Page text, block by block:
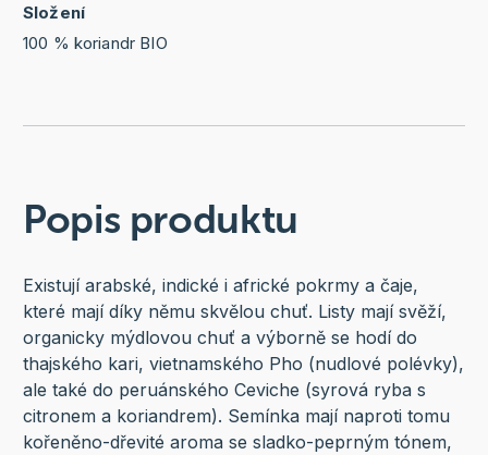
Složení
100 % koriandr BIO
Popis produktu
Existují arabské, indické i africké pokrmy a čaje,
které mají díky němu skvělou chuť. Listy mají svěží,
organicky mýdlovou chuť a výborně se hodí do
thajského kari, vietnamského Pho (nudlové polévky),
ale také do peruánského Ceviche (syrová ryba s
citronem a koriandrem). Semínka mají naproti tomu
kořeněno-dřevité aroma se sladko-peprným tónem,